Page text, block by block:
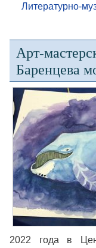
Литературно-
Арт-
Баренцева
2022 года в